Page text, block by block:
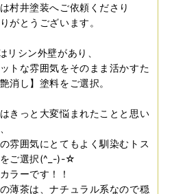
村井塗装へご依頼くださり
がとうございます。
リシン外壁があり、
トな雰囲気をそのまま活かすた
消し】塗料をご選択。
きっと大変悩まれたことと思い
雰囲気にとてもよく馴染むトス
ご選択(^_-)-☆
ラーです！！
薄茶は、ナチュラル系なので穏